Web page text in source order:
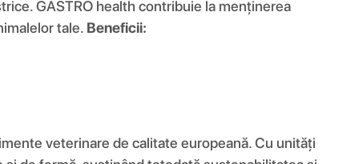
GASTRO health contribuie la menținerea
tale. Beneficii:
veterinare de calitate europeană. Cu unități